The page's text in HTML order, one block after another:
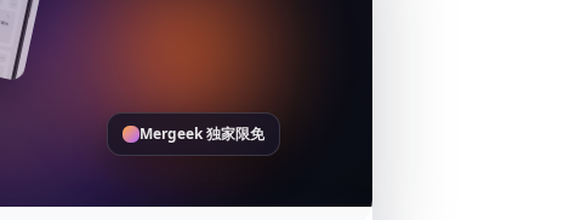
Mergeek 独家限免